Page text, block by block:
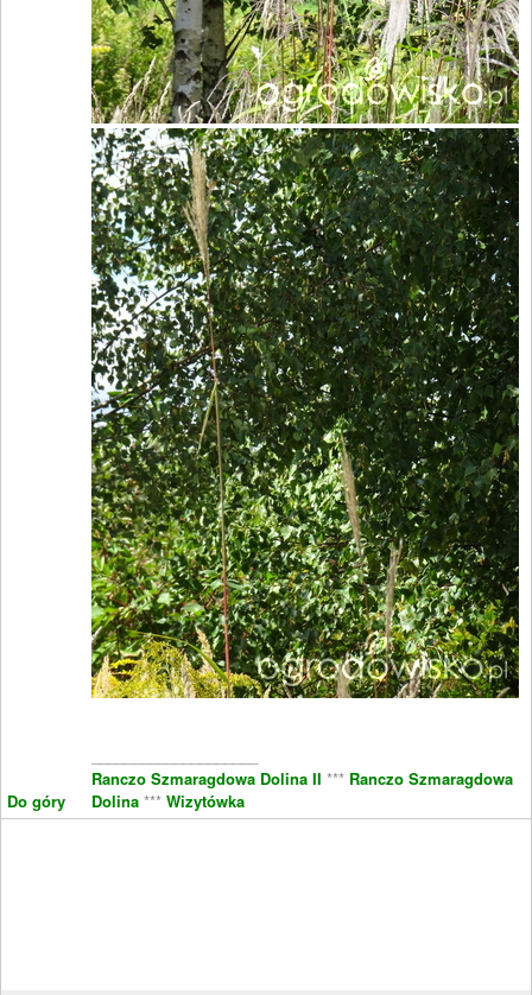
Do góry
Ranczo Szmaragdowa Dolina II *** Ranczo Szmaragdowa
Dolina *** Wizytówka